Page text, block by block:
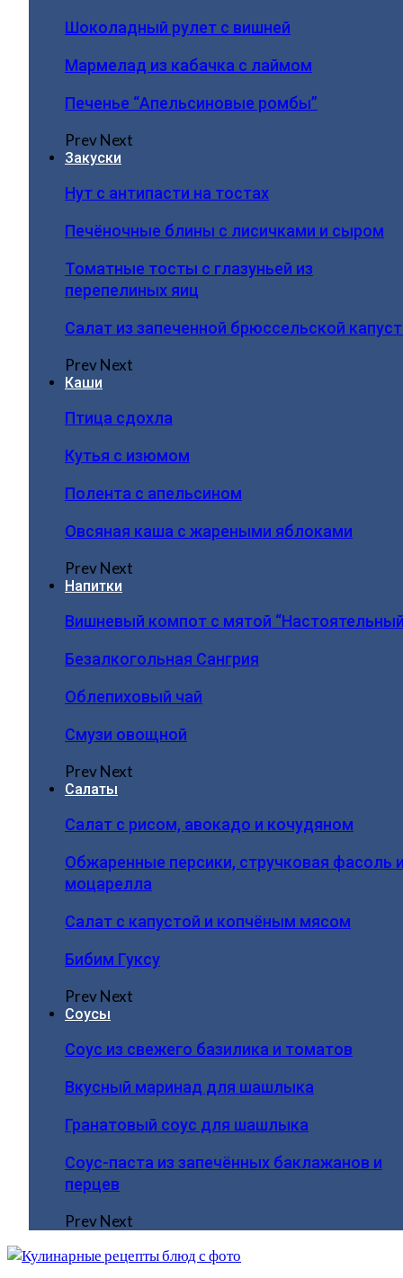
Шоколадный рулет с вишней
Мармелад из кабачка с лаймом
Печенье “Апельсиновые ромбы”
PrevNext
Закуски
Нут с антипасти на тостах
Печёночные блины с лисичками и сыром
Томатные тосты с глазуньей из
перепелиных яиц
Салат из запеченной брюссельской
PrevNext
Каши
Птица сдохла
Кутья с изюмом
Полента с апельсином
Овсяная каша с жареными яблоками
PrevNext
Напитки
Вишневый компот с мятой
Безалкогольная Сангрия
Облепиховый чай
Смузи овощной
PrevNext
Салаты
Салат с рисом, авокадо и кочудяном
Обжаренные персики, стручковая фасоль
моцарелла
Салат с капустой и копчёным мясом
Бибим Гуксу
PrevNext
Соусы
Соус из свежего базилика и томатов
Вкусный маринад для шашлыка
Гранатовый соус для шашлыка
Соус-паста из запечённых баклажанов и
перцев
PrevNext